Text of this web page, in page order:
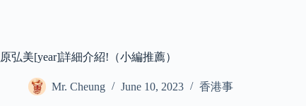
原弘美[year]詳細介紹!（小編推薦）
Mr. Cheung June 10, 2023 香港事